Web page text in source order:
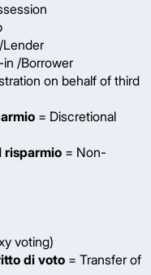
Lender
in /Borrower
on behalf of third
= Discretional
risparmio = Non-
voting)
di voto = Transfer of